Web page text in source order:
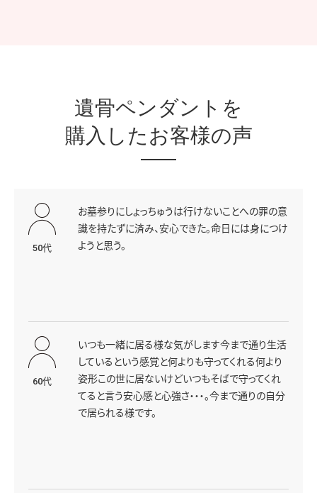
遺骨ペンダントを
購入したお客様の声
50代
お墓参りにしょっちゅうは行けないことへの罪の意
識を持たずに済み、安心できた。命日には身につけ
ようと思う。
60代
いつも一緒に居る様な気がします今まで通り生活
しているという感覚と何よりも守ってくれる何より
姿形この世に居ないけどいつもそばで守ってくれ
てると言う安心感と心強さ・・・。今まで通りの自分
で居られる様です。